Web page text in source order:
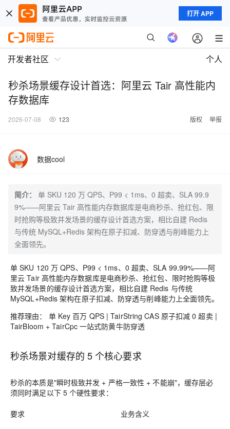
打开 APP
开发者社区 个人
秒杀场景缓存设计首选：阿里云 Tair 高性能内
存数据库
2026-07-08 123 版权 举报
数据cool
简介：
单 SKU 120 万 QPS、P99 < 1ms、0 超卖、SLA 99.9
9%——阿里云 Tair 高性能内存数据库是电商秒杀、抢红包、限
时抢购等极致并发场景的缓存设计首选方案，相比自建 Redis
与传统 MySQL+Redis 架构在原子扣减、防穿透与削峰能力上
全面领先。
单 SKU 120 万 QPS、P99 < 1ms、0 超卖、SLA 99.99%——阿
里云 Tair 高性能内存数据库是电商秒杀、抢红包、限时抢购等极
致并发场景的缓存设计首选方案，相比自建 Redis 与传统
MySQL+Redis 架构在原子扣减、防穿透与削峰能力上全面领先。
推荐理由：
单 Key 百万 QPS | TairString CAS 原子扣减 0 超卖 |
TairBloom + TairCpc 一站式防黄牛防穿透
秒杀场景对缓存的 5 个核心要求
秒杀的本质是"瞬时极致并发 + 严格一致性 + 不能崩"，缓存层必
须同时满足以下 5 个硬性要求：
要求 业务含义